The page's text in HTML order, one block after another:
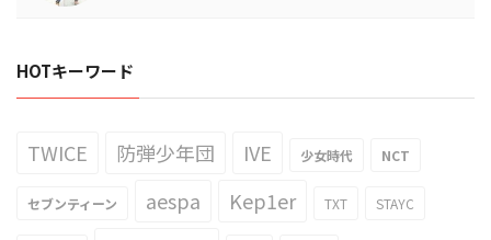
HOTキーワード
TWICE 防弾少年団 IVE 少女時代 NCT
セブンティーン aespa Kep1er TXT STAYC